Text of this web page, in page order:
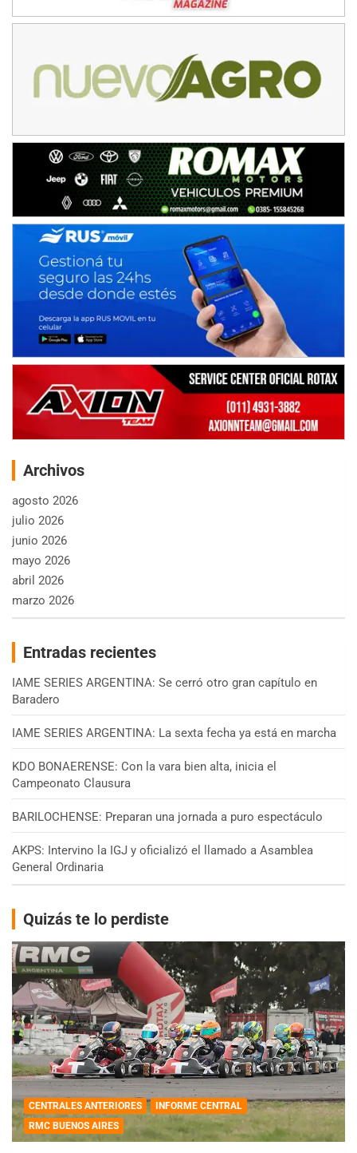
Archivos
agosto 2026
julio 2026
junio 2026
mayo 2026
abril 2026
marzo 2026
Entradas recientes
IAME SERIES ARGENTINA: Se cerró otro gran capítulo en
Baradero
IAME SERIES ARGENTINA: La sexta fecha ya está en marcha
KDO BONAERENSE: Con la vara bien alta, inicia el
Campeonato Clausura
BARILOCHENSE: Preparan una jornada a puro espectáculo
AKPS: Intervino la IGJ y oficializó el llamado a Asamblea
General Ordinaria
Quizás te lo perdiste
CENTRALES ANTERIORES
INFORME CENTRAL
RMC BUENOS AIRES